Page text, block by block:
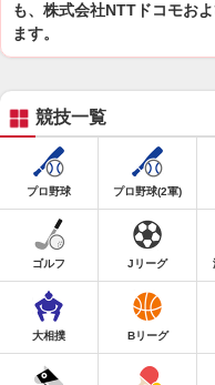
も、株式会社NTTドコモお
ます。
競技一覧
プロ野球 プロ野球(2軍)
ゴルフ Jリーグ
大相撲 Bリーグ